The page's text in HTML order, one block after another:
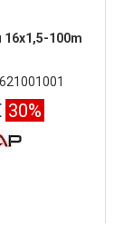
16x1,5-100m
30%